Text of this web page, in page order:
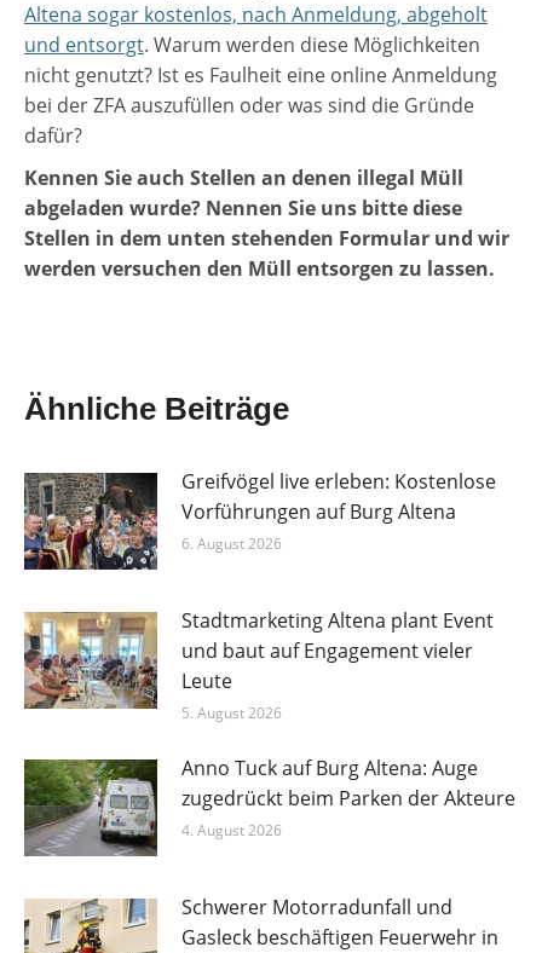
Altena sogar kostenlos, nach Anmeldung, abgeholt
und entsorgt. Warum werden diese Möglichkeiten
nicht genutzt? Ist es Faulheit eine online Anmeldung
bei der ZFA auszufüllen oder was sind die Gründe
dafür?
Kennen Sie auch Stellen an denen illegal Müll
abgeladen wurde? Nennen Sie uns bitte diese
Stellen in dem unten stehenden Formular und wir
werden versuchen den Müll entsorgen zu lassen.
Ähnliche Beiträge
Greifvögel live erleben: Kostenlose
Vorführungen auf Burg Altena
6. August 2026
Stadtmarketing Altena plant Event
und baut auf Engagement vieler
Leute
5. August 2026
Anno Tuck auf Burg Altena: Auge
zugedrückt beim Parken der Akteure
4. August 2026
Schwerer Motorradunfall und
Gasleck beschäftigen Feuerwehr in